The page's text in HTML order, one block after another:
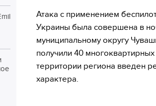
Атака с применением
Украины была совершена в
муниципальному округу
получили 40
территории региона введен
характера.